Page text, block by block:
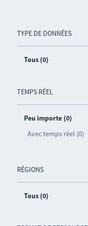
TYPE DE DONNÉES
Tous (0)
TEMPS RÉEL
Peu importe (0)
Avec temps réel (0)
RÉGIONS
Tous (0)